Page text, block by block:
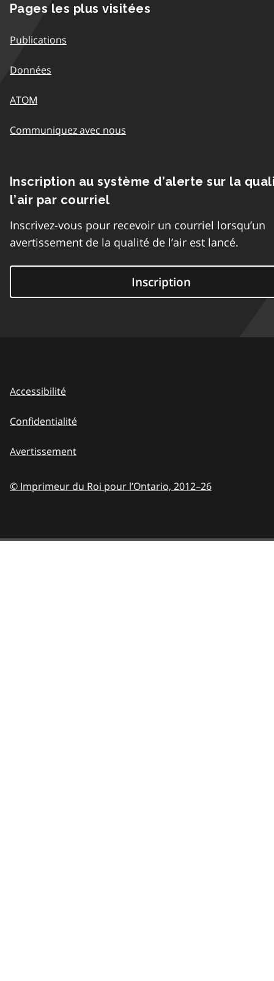
Pages les plus visitées
Publications
Données
ATOM
Communiquez avec nous
Inscription au système d’alerte sur la
l’air par courriel
Inscrivez-vous pour recevoir un courriel lorsqu’un
avertissement de la qualité de l’air est lancé.
Inscription
Accessibilité
Confidentialité
Avertissement
© Imprimeur du Roi pour l’Ontario, 2012–26